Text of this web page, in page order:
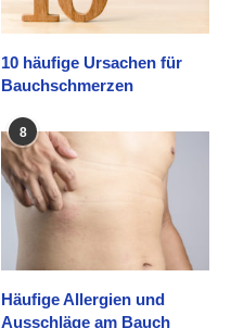
10 häufige Ursachen für
Bauchschmerzen
8
Häufige Allergien und
Ausschläge am Bauch